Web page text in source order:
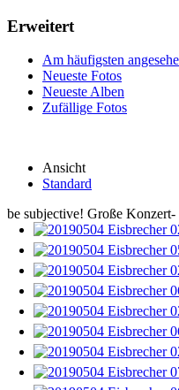
Erweitert
Am häufigsten
Neueste Fotos
Neueste Alben
Zufällige Fotos
Ansicht
Standard
be subjective! Große